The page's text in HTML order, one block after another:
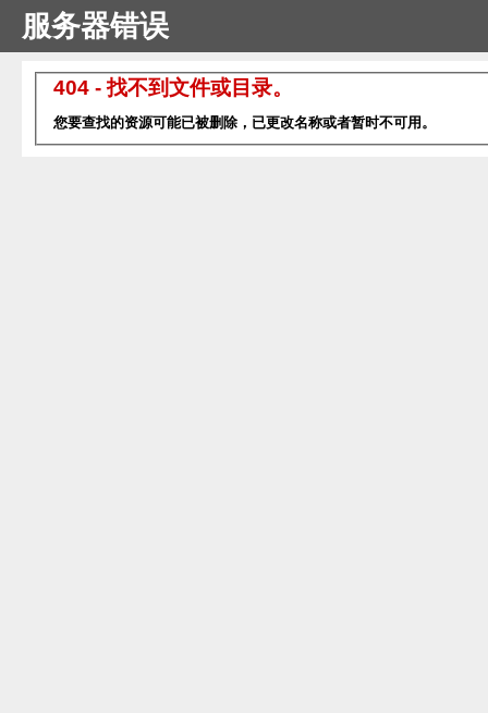
服务器错误
404 - 找不到文件或目录。
您要查找的资源可能已被删除，已更改名称或者暂时不可用。